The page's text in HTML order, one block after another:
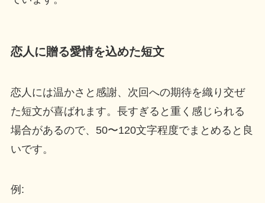
恋人に贈る愛情を込めた短文
恋人には温かさと感謝、次回への期待を織り交ぜ
た短文が喜ばれます。長すぎると重く感じられる
場合があるので、50〜120文字程度でまとめると良
いです。
例: